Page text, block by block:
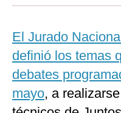
Mundo
EEUU
México
España
Internacional
El Jurado
definió los temas
debates
mayo, a